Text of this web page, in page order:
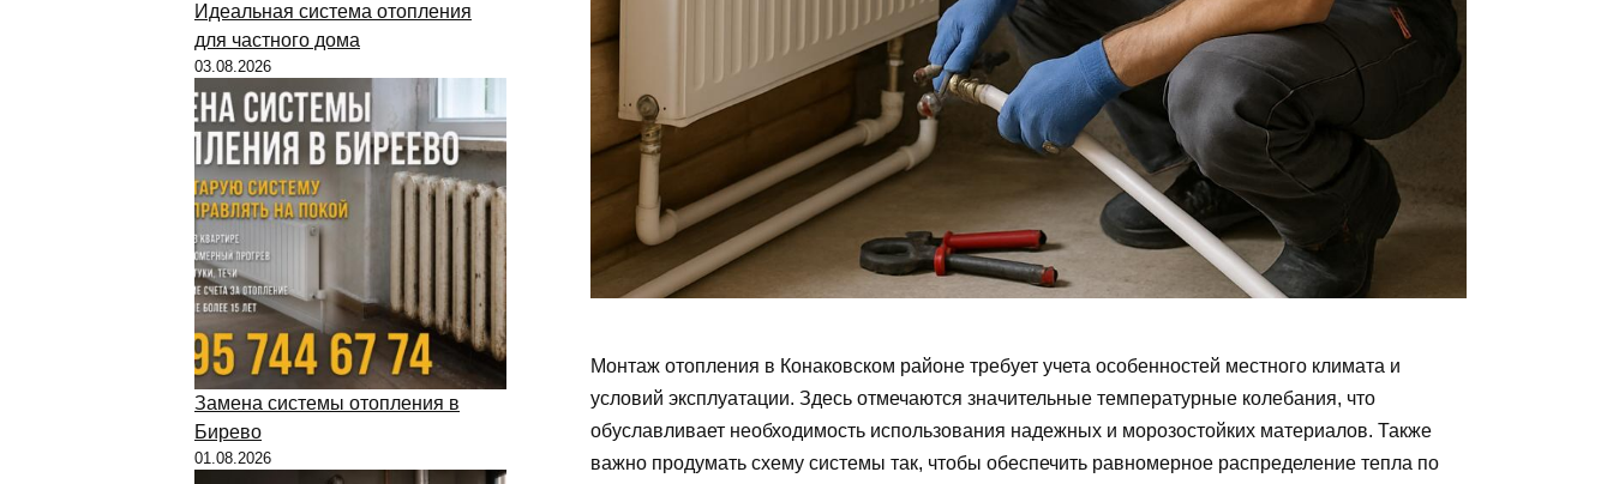
Монтаж отопления в Конаковском районе требует учета особенностей местного климата и
условий эксплуатации. Здесь отмечаются значительные температурные колебания, что
обуславливает необходимость использования надежных и морозостойких материалов. Также
важно продумать схему системы так, чтобы обеспечить равномерное распределение тепла по
Идеальная система отопления
для частного дома
03.08.2026
Замена системы отопления в
Бирево
01.08.2026